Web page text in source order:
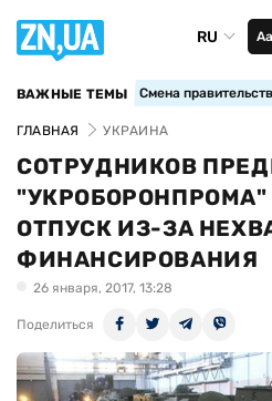
RU Аа
ВАЖНЫЕ ТЕМЫ Смена
ГЛАВНАЯ УКРАИНА
СОТРУДНИКОВ
ОТПУСК ИЗ-ЗА
ФИНАНСИРОВАНИЯ
26 января, 2017, 13:28
Поделиться